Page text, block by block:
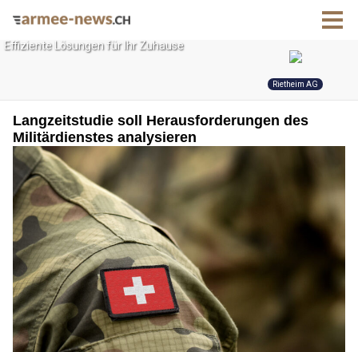
Langzeitstudie soll Herausforderungen des
Militärdienstes analysieren